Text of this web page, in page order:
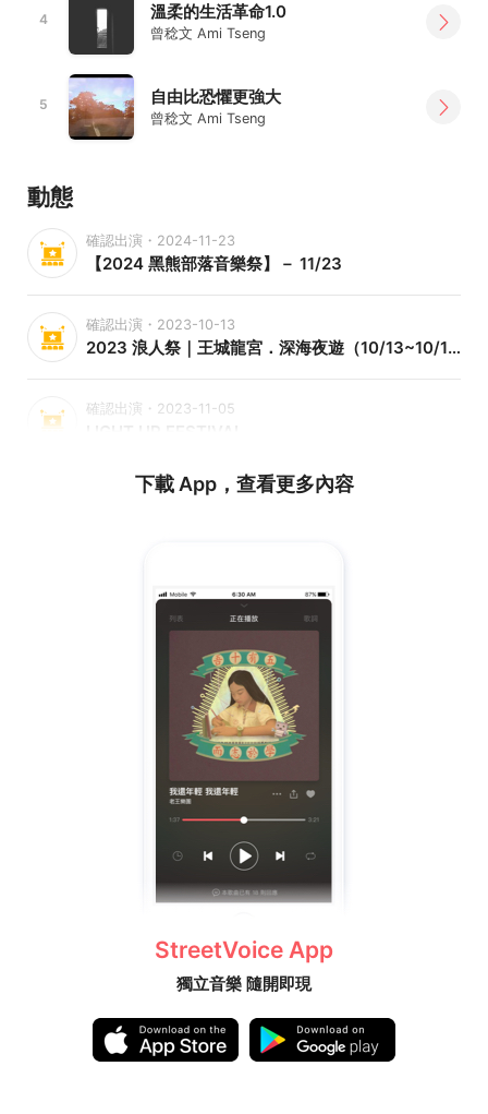
4 溫柔的生活革命1.0
曾稔文 Ami Tseng
5 自由比恐懼更強大
曾稔文 Ami Tseng
動態
確認出演・2024-11-23
【2024 黑熊部落音樂祭】－ 11/23
確認出演・2023-10-13
2023 浪人祭｜王城龍宮．深海夜遊（10/13~10/15）
確認出演・2023-11-05
下載 App，查看更多內容
StreetVoice App
獨立音樂 隨開即現